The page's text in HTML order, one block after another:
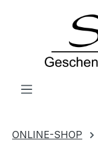
Zum Hauptinhalt
ONLINE-SHOP